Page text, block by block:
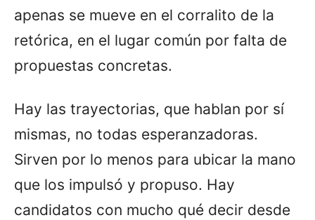
apenas se mueve en el corralito de la
retórica, en el lugar común por falta de
propuestas concretas.
Hay las trayectorias, que hablan por sí
mismas, no todas esperanzadoras.
Sirven por lo menos para ubicar la mano
que los impulsó y propuso. Hay
candidatos con mucho qué decir desde